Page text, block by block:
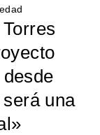
una